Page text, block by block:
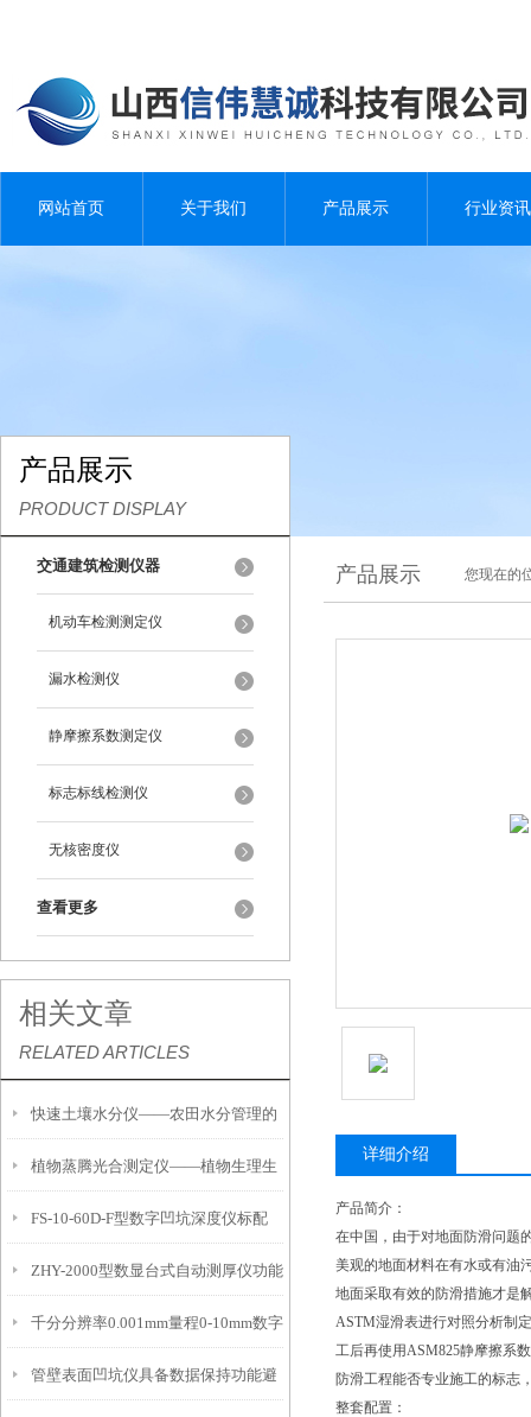
网站首页 关于我们 产品展示 行业资讯
产品展示
PRODUCT DISPLAY
交通建筑检测仪器
机动车检测测定仪
漏水检测仪
静摩擦系数测定仪
标志标线检测仪
无核密度仪
查看更多
相关文章
RELATED ARTICLES
快速土壤水分仪——农田水分管理的
便携式检测工具
植物蒸腾光合测定仪——植物生理生
态的实时监测设备
FS-10-60D-F型数字凹坑深度仪标配
IP54级表头分辨率0.01mm量程
10mm！
ZHY-2000型数显台式自动测厚仪功能
特点
千分分辨率0.001mm量程0-10mm数字
埋头度仪技术参数！
管壁表面凹坑仪具备数据保持功能避
产品展示 您现在的
详细介绍
产品简介：
在中国，由于对地面防滑问题
美观的地面材料在有水或有油
地面采取有效的防滑措施才是
ASTM湿滑表进行对照分析制
工后再使用ASM825静摩擦系
防滑工程能否专业施工的标志
整套配置：